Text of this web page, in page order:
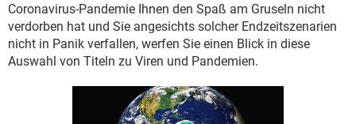
WHATSAPP TIKTOK
FACEBOOK HARDWARE
WINDOWS 10 INSTAGRAM
WHATSAPP TIKTOK
Coronavirus-Pandemie Ihnen den Spaß am Gruseln nicht
verdorben hat und Sie angesichts solcher Endzeitszenarien
nicht in Panik verfallen, werfen Sie einen Blick in diese
Auswahl von Titeln zu Viren und Pandemien.